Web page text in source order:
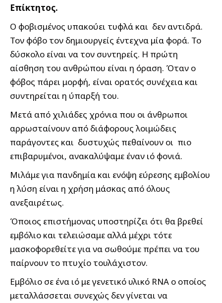
Επίκτητος.
Ο φοβισμένος υπακούει τυφλά και δεν αντιδρά.
Τον φόβο τον δημιουργείς έντεχνα μία φορά. Το
δύσκολο είναι να τον συντηρείς. Η πρώτη
αίσθηση του ανθρώπου είναι η όραση. Όταν ο
φόβος πάρει μορφή, είναι ορατός συνέχεια και
συντηρείται η ύπαρξή του.
Μετά από χιλιάδες χρόνια που οι άνθρωποι
αρρωσταίνουν από διάφορους λοιμώδεις
παράγοντες και δυστυχώς πεθαίνουν οι πιο
επιβαρυμένοι, ανακαλύψαμε έναν ιό φονιά.
Μιλάμε για πανδημία και ενόψη εύρεσης εμβολίου
η λύση είναι η χρήση μάσκας από όλους
ανεξαιρέτως.
Όποιος επιστήμονας υποστηρίζει ότι θα βρεθεί
εμβόλιο και τελειώσαμε αλλά μέχρι τότε
μασκοφορεθείτε για να σωθούμε πρέπει να του
παίρνουν το πτυχίο τουλάχιστον.
Εμβόλιο σε ένα ιό με γενετικό υλικό RNA ο οποίος
μεταλλάσσεται συνεχώς δεν γίνεται να